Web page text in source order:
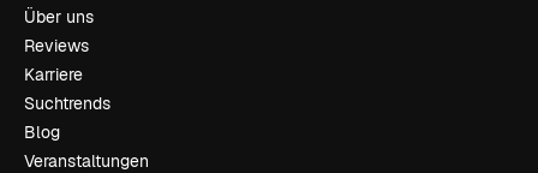
Über uns
Reviews
Karriere
Suchtrends
Blog
Veranstaltungen